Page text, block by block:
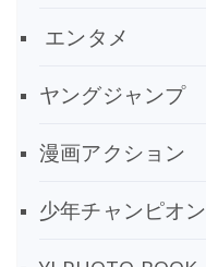
エンタメ
ヤングジャンプ
漫画アクション
少年チャンピオン